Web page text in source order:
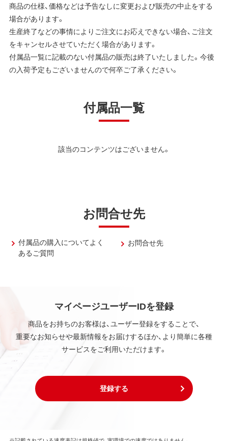
商品の仕様、価格などは予告なしに変更および販売の中止をする
場合があります。
生産終了などの事情によりご注文にお応えできない場合、ご注文
をキャンセルさせていただく場合があります。
付属品一覧に記載のない付属品の販売は終了いたしました。今後
の入荷予定もございませんので何卒ご了承ください。
付属品一覧
該当のコンテンツはございません。
お問合せ先
付属品の購入についてよく
あるご質問
お問合せ先
マイページユーザーIDを登録
商品をお持ちのお客様は、ユーザー登録をすることで、
重要なお知らせや最新情報をお届けするほか、より簡単に各種
サービスをご利用いただけます。
登録する